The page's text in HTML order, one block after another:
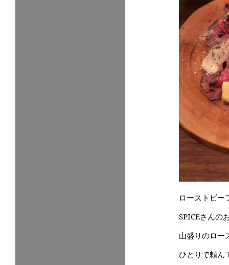
ローストビー
SPICEさんの
山盛りのロー
ひとりで頼ん